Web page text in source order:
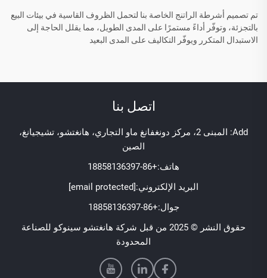
تم تصميم أشرطة الراتنج الخاصة بنا لتحمل الظروف القاسية في بيئات البيع
بالتجزئة، وتوفّر أداءً مستمرًا على المدى الطويل، مما يقلل الحاجة إلى
الاستبدال المتكرر ويوفّر التكاليف على المدى البعيد
اتصل بنا
Add: المبنى 2، مركز دونغفانغ ماو التجاري، هانغتشو، تشيجيانغ،
الصين
هاتف:+86-18858136397
البريد الإلكتروني:[email protected]
جوال:+86-18858136397
حقوق النشر © 2025 من قبل شركة هانغتشو سينوكو للصناعة
المحدودة